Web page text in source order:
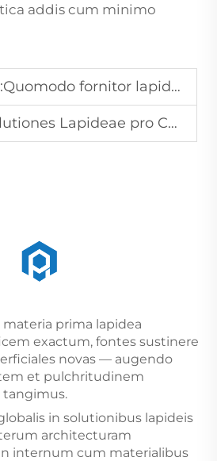
addis cum minimo
Quomodo fornitor lapidum fidus agnoscitur?
Lapideae pro Cappis Muri, Piscinarum et Tectorum
materia prima lapidea
exactum, fontes sustinere
novas — augendo
et pulchritudinem
in solutionibus lapideis
architecturam
internum cum materialibus